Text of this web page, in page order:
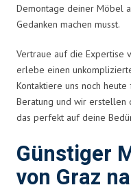
Demontage deiner Möbel
Gedanken machen musst.
Vertraue auf die Expertise
erlebe einen
Kontaktiere uns noch
Beratung und wir erstellen
das perfekt auf deine
Günstiger
von Graz